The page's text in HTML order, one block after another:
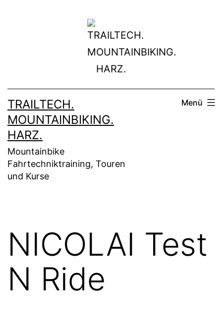
TRAILTECH.
MOUNTAINBIKING.
HARZ.
Mountainbike
Fahrtechniktraining, Touren
und Kurse
Menü
NICOLAI Test
N Ride